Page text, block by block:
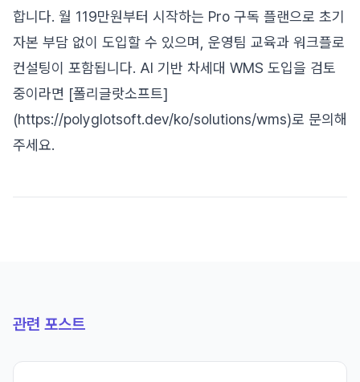
합니다. 월 119만원부터 시작하는 Pro 구독 플랜으로 초기
자본 부담 없이 도입할 수 있으며, 운영팀 교육과 워크플로
컨설팅이 포함됩니다. AI 기반 차세대 WMS 도입을 검토
중이라면 [폴리글랏소프트]
(https://polyglotsoft.dev/ko/solutions/wms)로 문의해
주세요.
관련 포스트